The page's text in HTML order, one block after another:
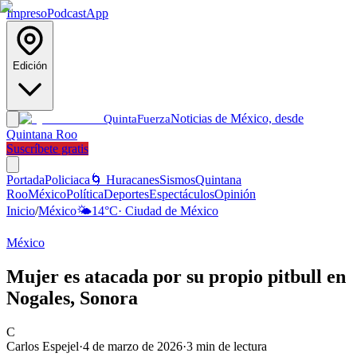
ImpresoPodcastApp
Edición
QuintaFuerzaNoticias de México, desde
Quintana Roo
Suscríbete gratis
PortadaPoliciaca 🌀 HuracanesSismosQuintana
RooMéxicoPolíticaDeportesEspectáculosOpinión
Inicio/México🌤️14°C· Ciudad de México
México
Mujer es atacada por su propio pitbull en
Nogales, Sonora
C
Carlos Espejel·4 de marzo de 2026·3 min de lectura